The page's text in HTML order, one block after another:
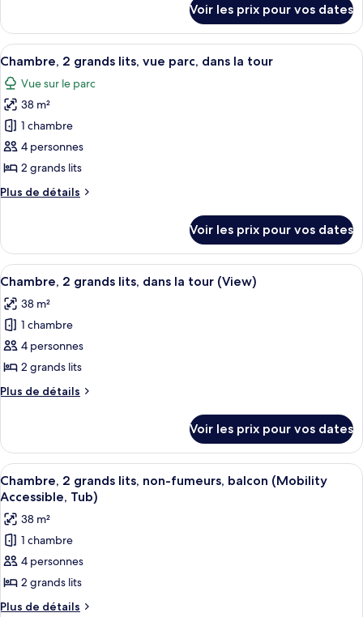
Chambre,
2
grands
lits
(View)
le
type
de
Chambre,
2
grands
lits
(View)
Voir les prix pour vos dates
Afficher
toutes
les
photos
pour
ce
type
chambre :
grands
lits,
vue
parc,
dans
la
tour
Une chambre d’hôtel avec deux
7
Chambre, 2 grands lits, vue parc, dans la tour
Vue sur le parc
38 m²
1 chambre
4 personnes
2 grands lits
Plus de détails
Plus
le
type
de
Chambre,
2
lits,
vue
dans
Voir les prix pour vos dates
Afficher
toutes
les
photos
pour
ce
type
de
Chambre,
2
grands
lits,
dans
la
tour
(View)
Une chambre d’hôtel avec deux
8
Chambre, 2 grands lits, dans la tour (View)
38 m²
1 chambre
4 personnes
2 grands lits
Plus de détails
Plus
le
type
de
chambre
2
grands
lits,
dans
la
(View)
Voir les prix pour vos dates
Afficher
toutes
les
photos
pour
ce
type
de
Une chambre d’hôtel avec deux
4
Chambre, 2 grands lits, non-fumeurs, balcon (Mobility
Accessible, Tub)
38 m²
1 chambre
4 personnes
2 grands lits
Plus de détails
Plus